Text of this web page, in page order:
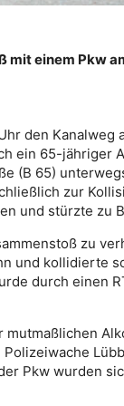
mit einem Pkw
den Kanalweg
ein 65-jähriger
(B 65)
zur
und stürzte zu
zu
und kollidierte
durch einen
mutmaßlichen
Pkw wurden